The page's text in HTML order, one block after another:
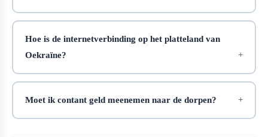
Hoe is de internetverbinding op het platteland van
Oekraïne?
Moet ik contant geld meenemen naar de dorpen?